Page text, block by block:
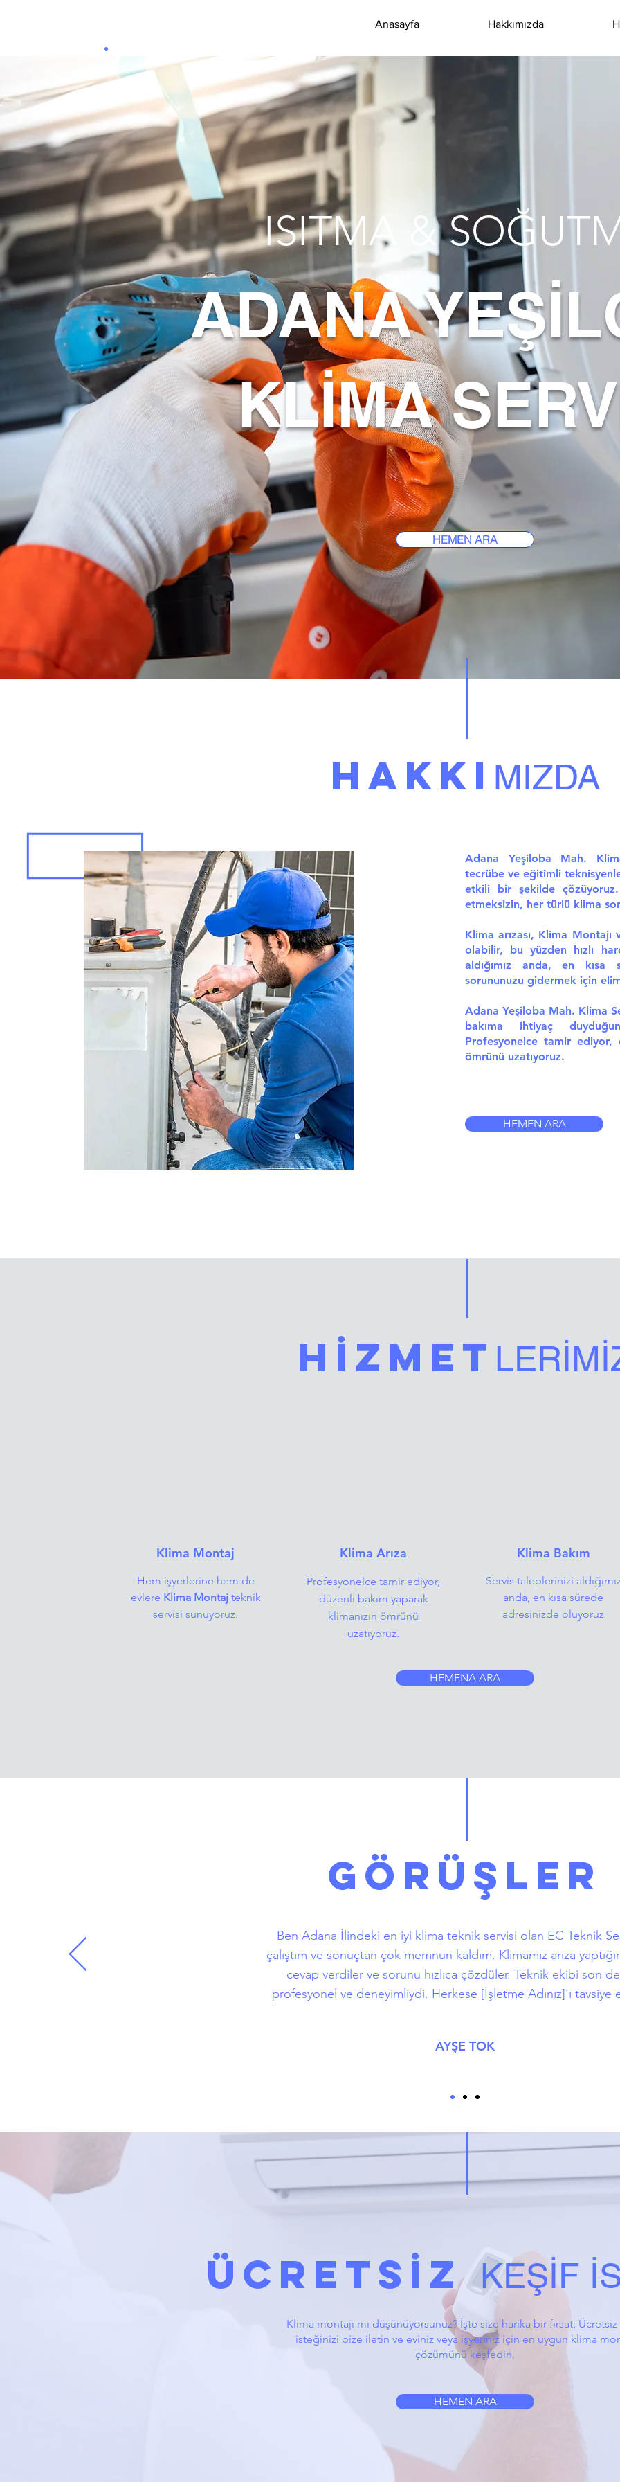
.
Anasayfa Hakkımızda
ISITMA &
ADANA
KLİMA
HEMEN ARA
HAKKI MIZDA
Adana Yeşiloba Mah.
tecrübe ve eğitimli
etkili bir şekilde
etmeksizin, her türlü klima
Klima arızası, Klima
olabilir, bu yüzden hızlı
aldığımız anda, en
sorununuzu gidermek için
Adana Yeşiloba Mah. Klima
bakıma ihtiyaç
Profesyonelce tamir ediyor,
ömrünü uzatıyoruz.
HEMEN ARA
Klima Montaj
Hem işyerlerine hem de
evlere Klima Montaj teknik
servisi sunuyoruz.
Klima Bakım
Servis taleplerinizi
anda, en kısa sürede
adresinizde oluyoruz
HEMENA ARA
HİZMET
Klima Arıza
Profesyonelce tamir ediyor,
düzenli bakım yaparak
klimanızın ömrünü
uzatıyoruz.
GÖRÜŞLER
Ben Adana İlindeki en iyi klima teknik servisi olan EC Teknik
çalıştım ve sonuçtan çok memnun kaldım. Klimamız arıza
cevap verdiler ve sorunu hızlıca çözdüler. Teknik ekibi son
profesyonel ve deneyimliydi. Herkese [İşletme Adınız]'ı tavsiye
AYŞE TOK
ÜCRETSİZKEŞİF
Klima montajı mı düşünüyorsunuz? İşte size harika bir fırsat:
isteğinizi bize iletin ve eviniz veya işyeriniz için en uygun klima
çözümünü keşfedin.
HEMEN ARA